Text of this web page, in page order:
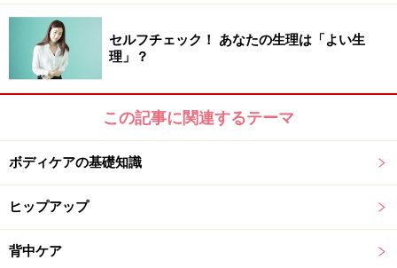
セルフチェック！ あなたの生理は「よい生
理」？
この記事に関連するテーマ
ボディケアの基礎知識
ヒップアップ
背中ケア